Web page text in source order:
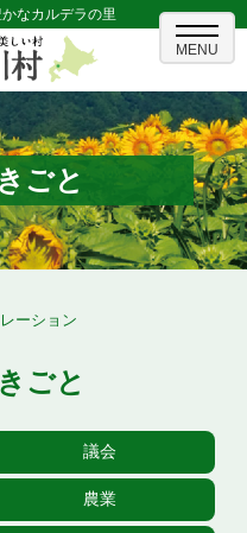
なカルデラの里
ごと
ーション
ごと
議会
農業